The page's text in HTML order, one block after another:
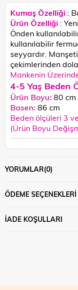
Kumaş Özelliği :
Ürün Özelliği :
Önden
kullanılabilir
seyyardır.
çekimlerinden
Mankenin
4-5 Yaş Beden
Ürün Boyu:80 cm
Basen:86 cm
Beden ölçüleri 3
(Ürün Boyu
YORUMLAR(0)
ÖDEME SEÇENEKLERI
İADE KOŞULLARI